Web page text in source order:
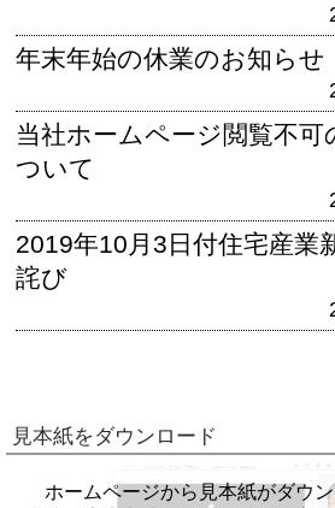
年末年始の休業のお知らせ
当社ホームページ閲覧不可
ついて
2019年10月3日付住宅産業
詫び
見本紙をダウンロード
ホームページから見本紙がダウ